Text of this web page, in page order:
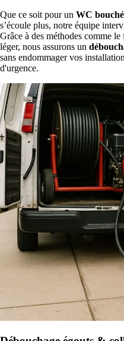
Que ce soit pour un WC
s’écoule plus, notre équipe
Grâce à des méthodes comme
léger, nous assurons un
sans endommager vos
d'urgence.